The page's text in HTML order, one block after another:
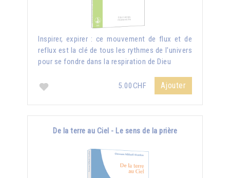
Inspirer, expirer : ce mouvement de flux et de
reflux est la clé de tous les rythmes de l'univers
pour se fondre dans la respiration de Dieu
5.00CHF Ajouter
De la terre au Ciel - Le sens de la prière